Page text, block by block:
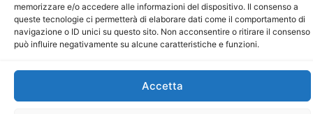
memorizzare e/o accedere alle informazioni del dispositivo. Il consenso a
queste tecnologie ci permetterà di elaborare dati come il comportamento di
navigazione o ID unici su questo sito. Non acconsentire o ritirare il consenso
può influire negativamente su alcune caratteristiche e funzioni.
Accetta